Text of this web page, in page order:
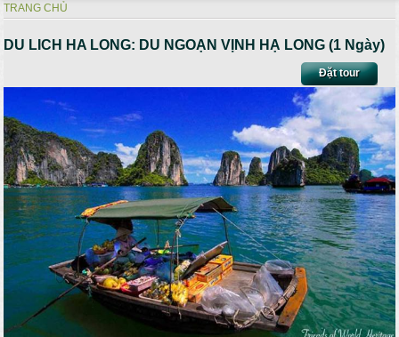
Bạn đang ở đây
TRANG CHỦ
DU LICH HA LONG: DU NGOẠN VỊNH HẠ LONG (1 Ngày)
Đặt tour